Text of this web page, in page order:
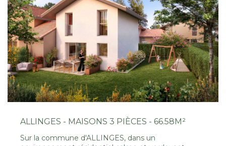
ALLINGES - MAISONS 3 PIÈCES - 66.58M²
Sur la commune d'ALLINGES, dans un